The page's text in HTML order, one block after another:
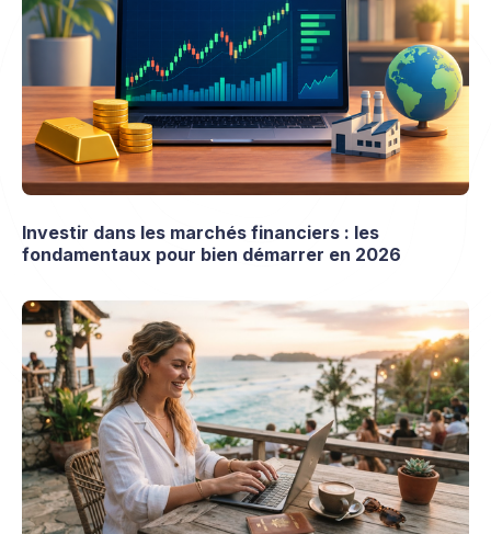
Investir dans les marchés financiers : les
fondamentaux pour bien démarrer en 2026